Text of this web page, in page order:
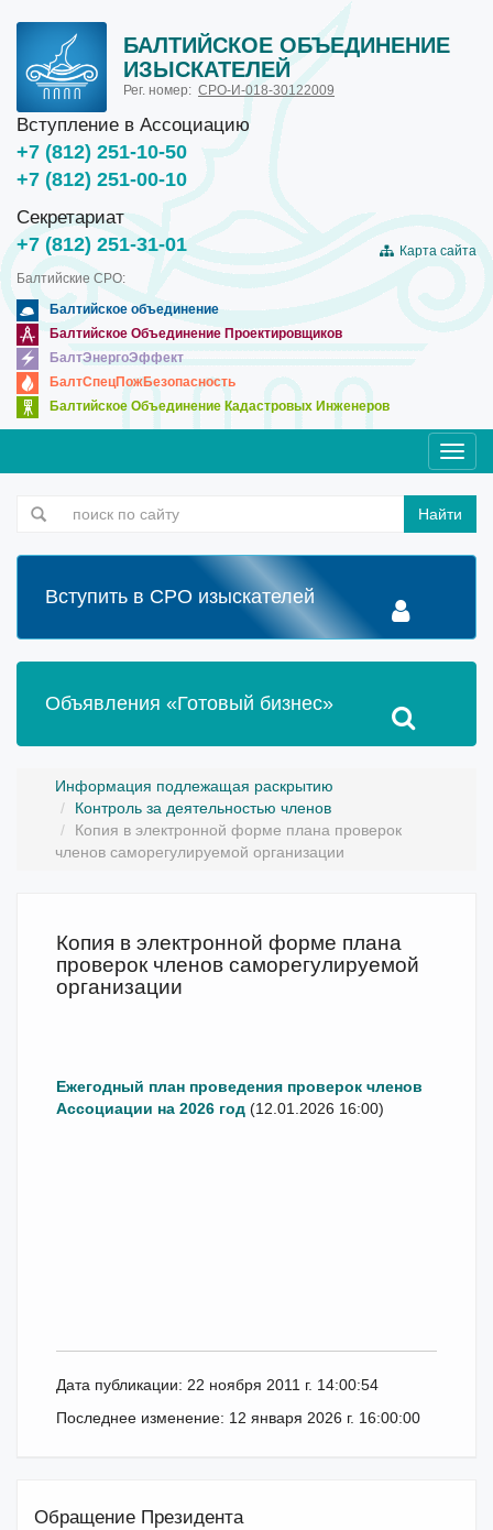
БАЛТИЙСКОЕ ОБЪЕДИНЕНИЕ
ИЗЫСКАТЕЛЕЙ
Рег. номер: СРО-И-018-30122009
Вступление в Ассоциацию
+7 (812) 251-10-50
+7 (812) 251-00-10
Секретариат
+7 (812) 251-31-01
Карта сайта
Балтийские СРО:
Балтийское объединение
Балтийское Объединение Проектировщиков
БалтЭнергоЭффект
БалтСпецПожБезопасность
Балтийское Объединение Кадастровых Инженеров
Найти
Вступить в СРО изыскателей
Объявления «Готовый бизнес»
Информация подлежащая раскрытию
Контроль за деятельностью членов
Копия в электронной форме плана проверок
членов саморегулируемой организации
Копия в электронной форме плана
проверок членов саморегулируемой
организации
Ежегодный план проведения проверок членов
Ассоциации на 2026 год (12.01.2026 16:00)
Дата публикации: 22 ноября 2011 г. 14:00:54
Последнее изменение: 12 января 2026 г. 16:00:00
Обращение Президента